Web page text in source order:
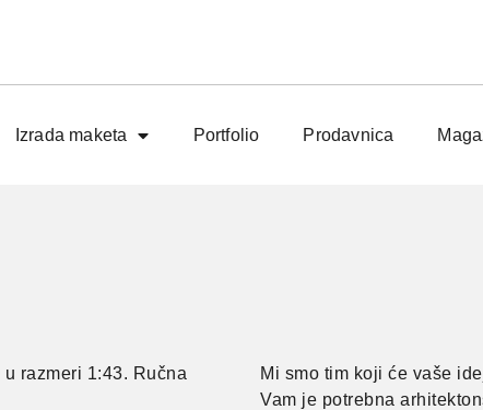
Izrada maketa Portfolio Prodavnica
razmeri 1:43. Ručna
Mi smo tim koji će vaše
Vam je potrebna